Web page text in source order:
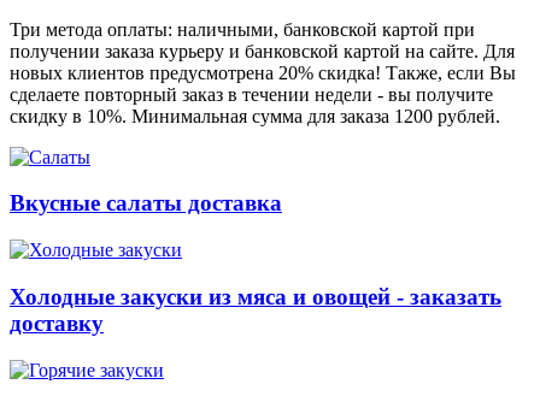
Три метода оплаты: наличными, банковской картой при
получении заказа курьеру и банковской картой на сайте. Для
новых клиентов предусмотрена 20% скидка! Также, если Вы
сделаете повторный заказ в течении недели - вы получите
скидку в 10%. Минимальная сумма для заказа 1200 рублей.
Вкусные салаты доставка
Холодные закуски из мяса и овощей - заказать
доставку